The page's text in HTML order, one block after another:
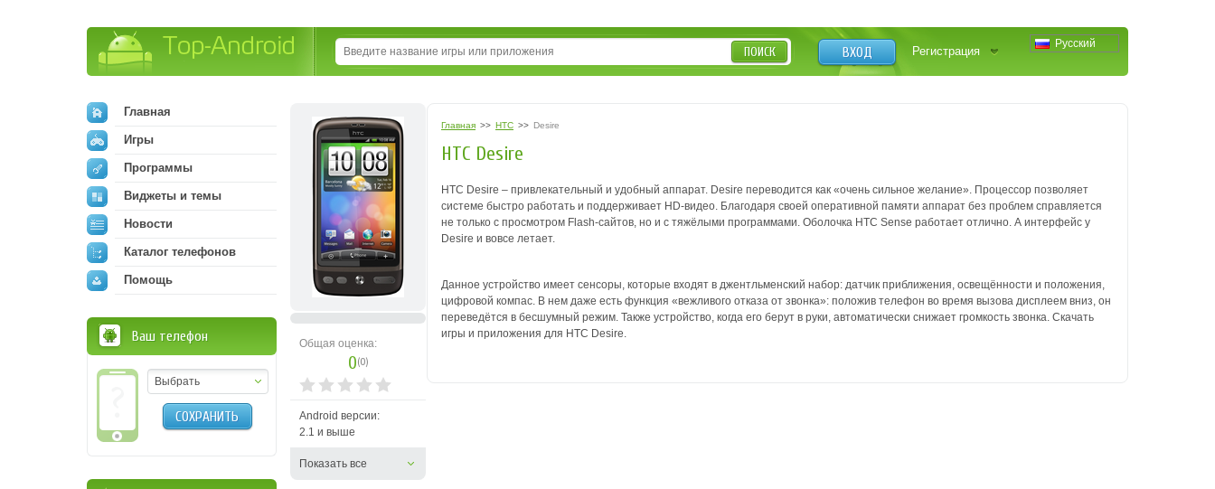
Русский
ВХОД Регистрация
ПОИСК
Общая оценка:
0(0)
Android версии:
2.1 и выше
Показать все
Главная >> HTC >> Desire
HTC Desire
HTC Desire – привлекательный и удобный аппарат. Desire переводится как «очень сильное желание». Процессор позволяет
системе быстро работать и поддерживает HD-видео. Благодаря своей оперативной памяти аппарат без проблем справляется
не только с просмотром Flash-сайтов, но и с тяжёлыми программами. Оболочка HTC Sense работает отлично. А интерфейс у
Desire и вовсе летает.
Данное устройство имеет сенсоры, которые входят в джентльменский набор: датчик приближения, освещённости и положения,
цифровой компас. В нем даже есть функция «вежливого отказа от звонка»: положив телефон во время вызова дисплеем вниз, он
переведётся в бесшумный режим. Также устройство, когда его берут в руки, автоматически снижает громкость звонка. Скачать
игры и приложения для HTC Desire.
Главная
Игры
Программы
Виджеты и темы
Новости
Каталог телефонов
Помощь
Ваш телефон
Выбрать
СОХРАНИТЬ